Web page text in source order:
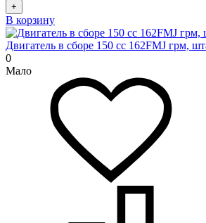
+
В корзину
Двигатель в сборе 150 cc 162FMJ грм,
0
Мало